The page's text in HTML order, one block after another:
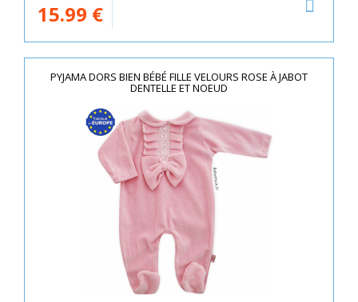
15.99 €
PYJAMA DORS BIEN BÉBÉ FILLE VELOURS ROSE À JABOT
DENTELLE ET NOEUD